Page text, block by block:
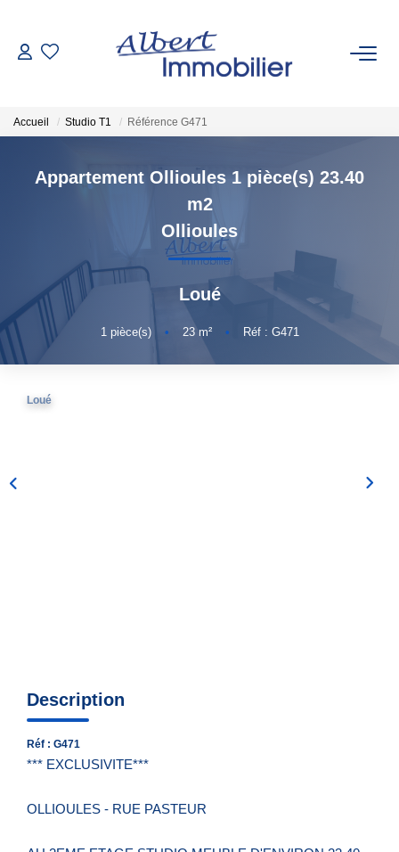
ESTIMATION
GESTION LOCATIVE
AGENCES
Qui Sommes-Nous
Accueil Studio T1 Référence G471
Appartement Ollioules 1 pièce(s) 23.40
m2
Ollioules
Loué
1 pièce(s) • 23m² • Réf : G471
Loué
Description
Réf : G471
*** EXCLUSIVITE***
OLLIOULES - RUE PASTEUR